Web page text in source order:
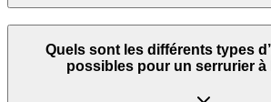
Quels sont les différents types
possibles pour un serrurier à